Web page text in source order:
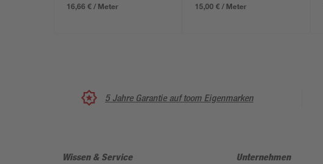
16,66 € / Meter 15,00 € / Meter
5 Jahre Garantie auf toom Eigenmarken
Wissen & Service Unternehmen